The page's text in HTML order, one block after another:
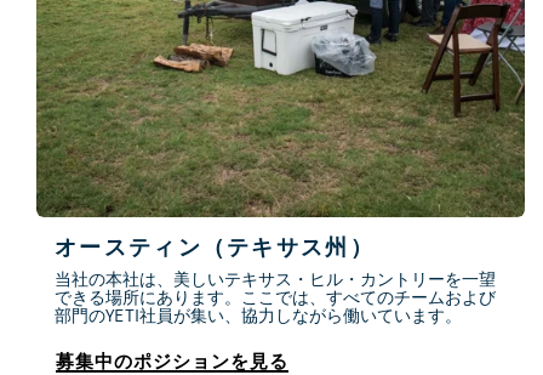
オースティン（テキサス州）
当社の本社は、美しいテキサス・ヒル・カントリーを一望
できる場所にあります。ここでは、すべてのチームおよび
部門のYETI社員が集い、協力しながら働いています。
募集中のポジションを見る